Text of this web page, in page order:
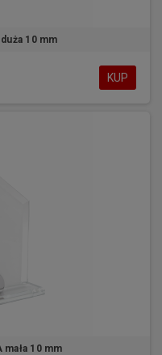
10 mm
KUP
10 mm